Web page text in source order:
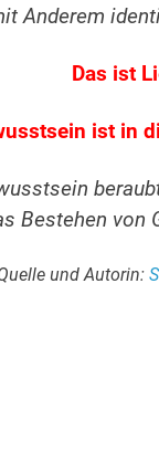
Anderem
Das ist
ist in
Bestehen von
und Autorin: